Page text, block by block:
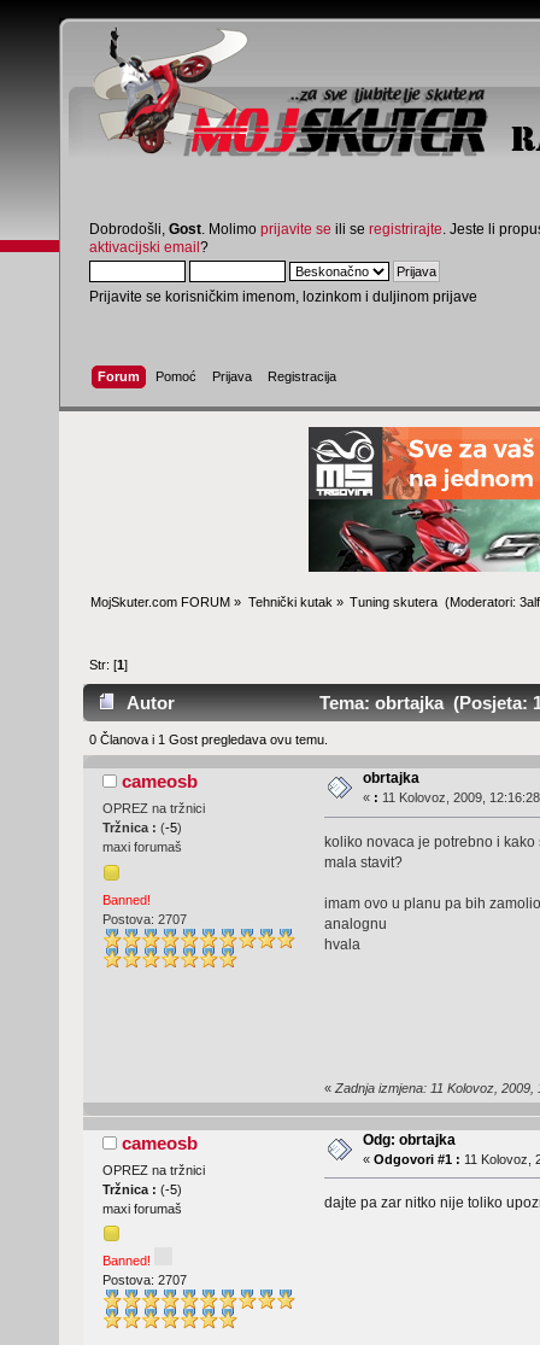
Dobrodošli, Gost . Molimo prijavite se ili se registrirajte . Jeste li
aktivacijski email?
Prijavite se korisničkim imenom, lozinkom i duljinom prijave
Forum Pomoć Prijava Registracija
MojSkuter.com FORUM » Tehnički kutak » Tuning skutera (Moderatori:
Str: [1]
Autor Tema: obrtajka (Posjeta:
0 Članova i 1 Gost pregledava ovu temu.
cameosb
OPREZ na tržnici
Tržnica : (-5)
maxi forumaš
Banned!
Postova: 2707
obrtajka
« : 11 Kolovoz, 2009,
koliko novaca je potrebno i
mala stavit?
imam ovo u planu pa bih
analognu
hvala
« Zadnja izmjena: 11 Kolovoz, 2009,
cameosb
OPREZ na tržnici
Tržnica : (-5)
maxi forumaš
Banned!
Postova: 2707
Odg: obrtajka
« Odgovori #1 : 11 Kolovoz,
dajte pa zar nitko nije toliko